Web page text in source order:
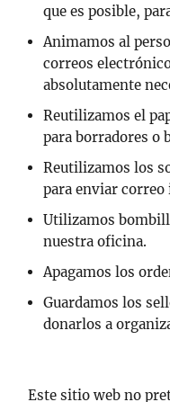
que es posible,
Animamos al
correos
absolutamente
Reutilizamos el
para borradores o
Reutilizamos los
para enviar correo
Utilizamos
nuestra oficina.
Apagamos los
Guardamos los
donarlos a
Este sitio web no